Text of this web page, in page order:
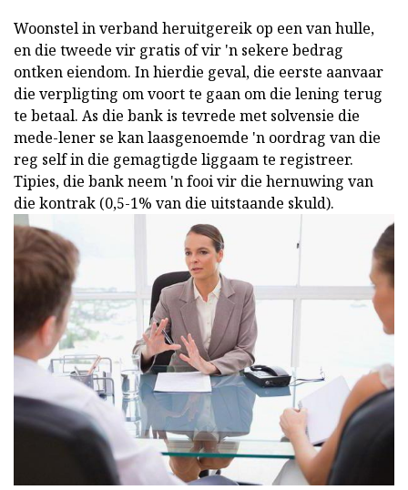
Woonstel in verbandheruitgereik op een van hulle,
en die tweede vir gratis of vir 'n sekere bedrag
ontken eiendom. In hierdie geval, die eerste aanvaar
die verpligting om voort te gaan om die lening terug
te betaal. As die bank is tevrede met solvensie die
mede-lener se kan laasgenoemde 'n oordrag van die
reg self in die gemagtigde liggaam te registreer.
Tipies, die bank neem 'n fooi vir die hernuwing van
die kontrak (0,5-1% van die uitstaande skuld).